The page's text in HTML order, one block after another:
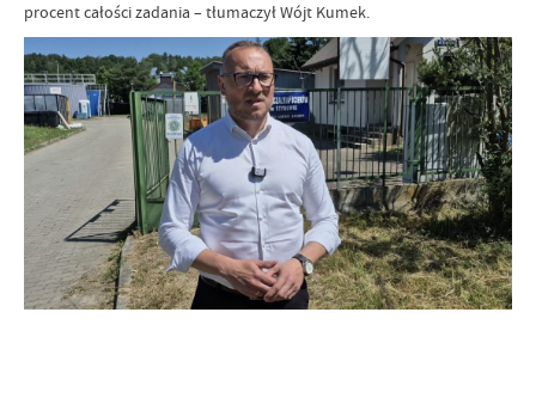
procent całości zadania – tłumaczył Wójt Kumek.